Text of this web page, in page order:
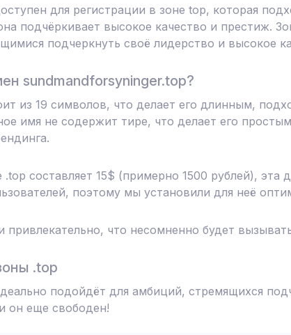
для регистрации в зоне top, которая
подчёркивает высокое качество и престиж.
подчеркнуть своё лидерство и высокое
sundmandforsyninger.top?
из 19 символов, что делает его длинным,
имя не содержит тире, что делает его
составляет 15$ (примерно 1500 рублей), эта
поэтому мы установили для неё
что несомненно будет
.top
подойдёт для амбиций, стремящихся
он еще свободен!